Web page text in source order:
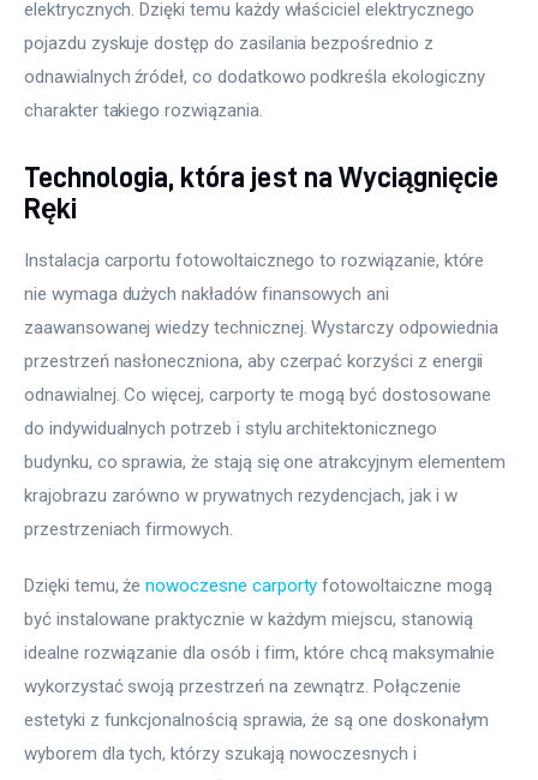
elektrycznych. Dzięki temu każdy właściciel elektrycznego
pojazdu zyskuje dostęp do zasilania bezpośrednio z
odnawialnych źródeł, co dodatkowo podkreśla ekologiczny
charakter takiego rozwiązania.
Technologia, która jest na Wyciągnięcie
Ręki
Instalacja carportu fotowoltaicznego to rozwiązanie, które
nie wymaga dużych nakładów finansowych ani
zaawansowanej wiedzy technicznej. Wystarczy odpowiednia
przestrzeń nasłoneczniona, aby czerpać korzyści z energii
odnawialnej. Co więcej, carporty te mogą być dostosowane
do indywidualnych potrzeb i stylu architektonicznego
budynku, co sprawia, że stają się one atrakcyjnym elementem
krajobrazu zarówno w prywatnych rezydencjach, jak i w
przestrzeniach firmowych.
Dzięki temu, że nowoczesne carporty fotowoltaiczne mogą
być instalowane praktycznie w każdym miejscu, stanowią
idealne rozwiązanie dla osób i firm, które chcą maksymalnie
wykorzystać swoją przestrzeń na zewnątrz. Połączenie
estetyki z funkcjonalnością sprawia, że są one doskonałym
wyborem dla tych, którzy szukają nowoczesnych i